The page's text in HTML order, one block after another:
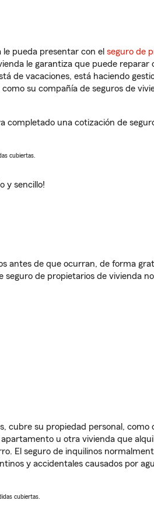
pueda presentar con el seguro de
le garantiza que puede reparar
de vacaciones, está haciendo
su compañía de seguros de
completado una cotización de
cubiertas.
y sencillo!
antes de que ocurran, de forma
de propietarios de vivienda
cubre su propiedad personal,
u otra vivienda que
El seguro de inquilinos
y accidentales causados por
cubiertas.